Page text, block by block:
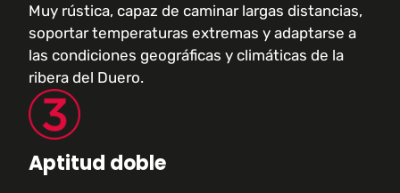
Muy rústica, capaz de caminar largas distancias,
soportar temperaturas extremas y adaptarse a
las condiciones geográficas y climáticas de la
ribera del Duero.
Aptitud doble